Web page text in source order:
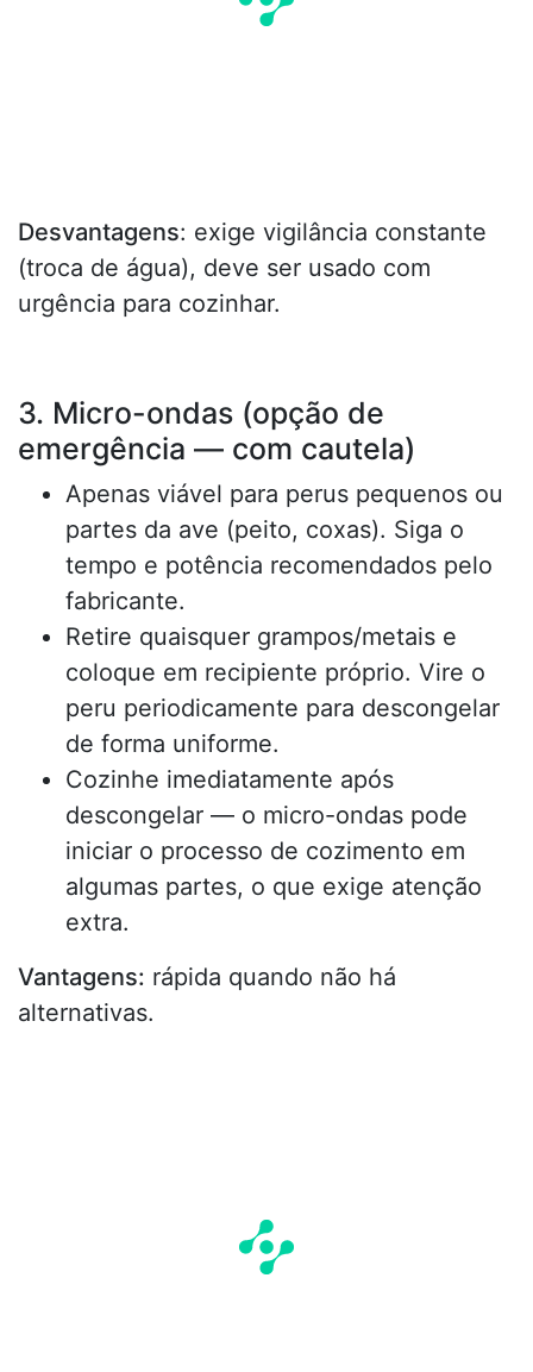
Desvantagens: exige vigilância constante
(troca de água), deve ser usado com
urgência para cozinhar.
3. Micro-ondas (opção de
emergência — com cautela)
Apenas viável para perus pequenos ou
partes da ave (peito, coxas). Siga o
tempo e potência recomendados pelo
fabricante.
Retire quaisquer grampos/metais e
coloque em recipiente próprio. Vire o
peru periodicamente para descongelar
de forma uniforme.
Cozinhe imediatamente após
descongelar — o micro-ondas pode
iniciar o processo de cozimento em
algumas partes, o que exige atenção
extra.
Vantagens: rápida quando não há
alternativas.